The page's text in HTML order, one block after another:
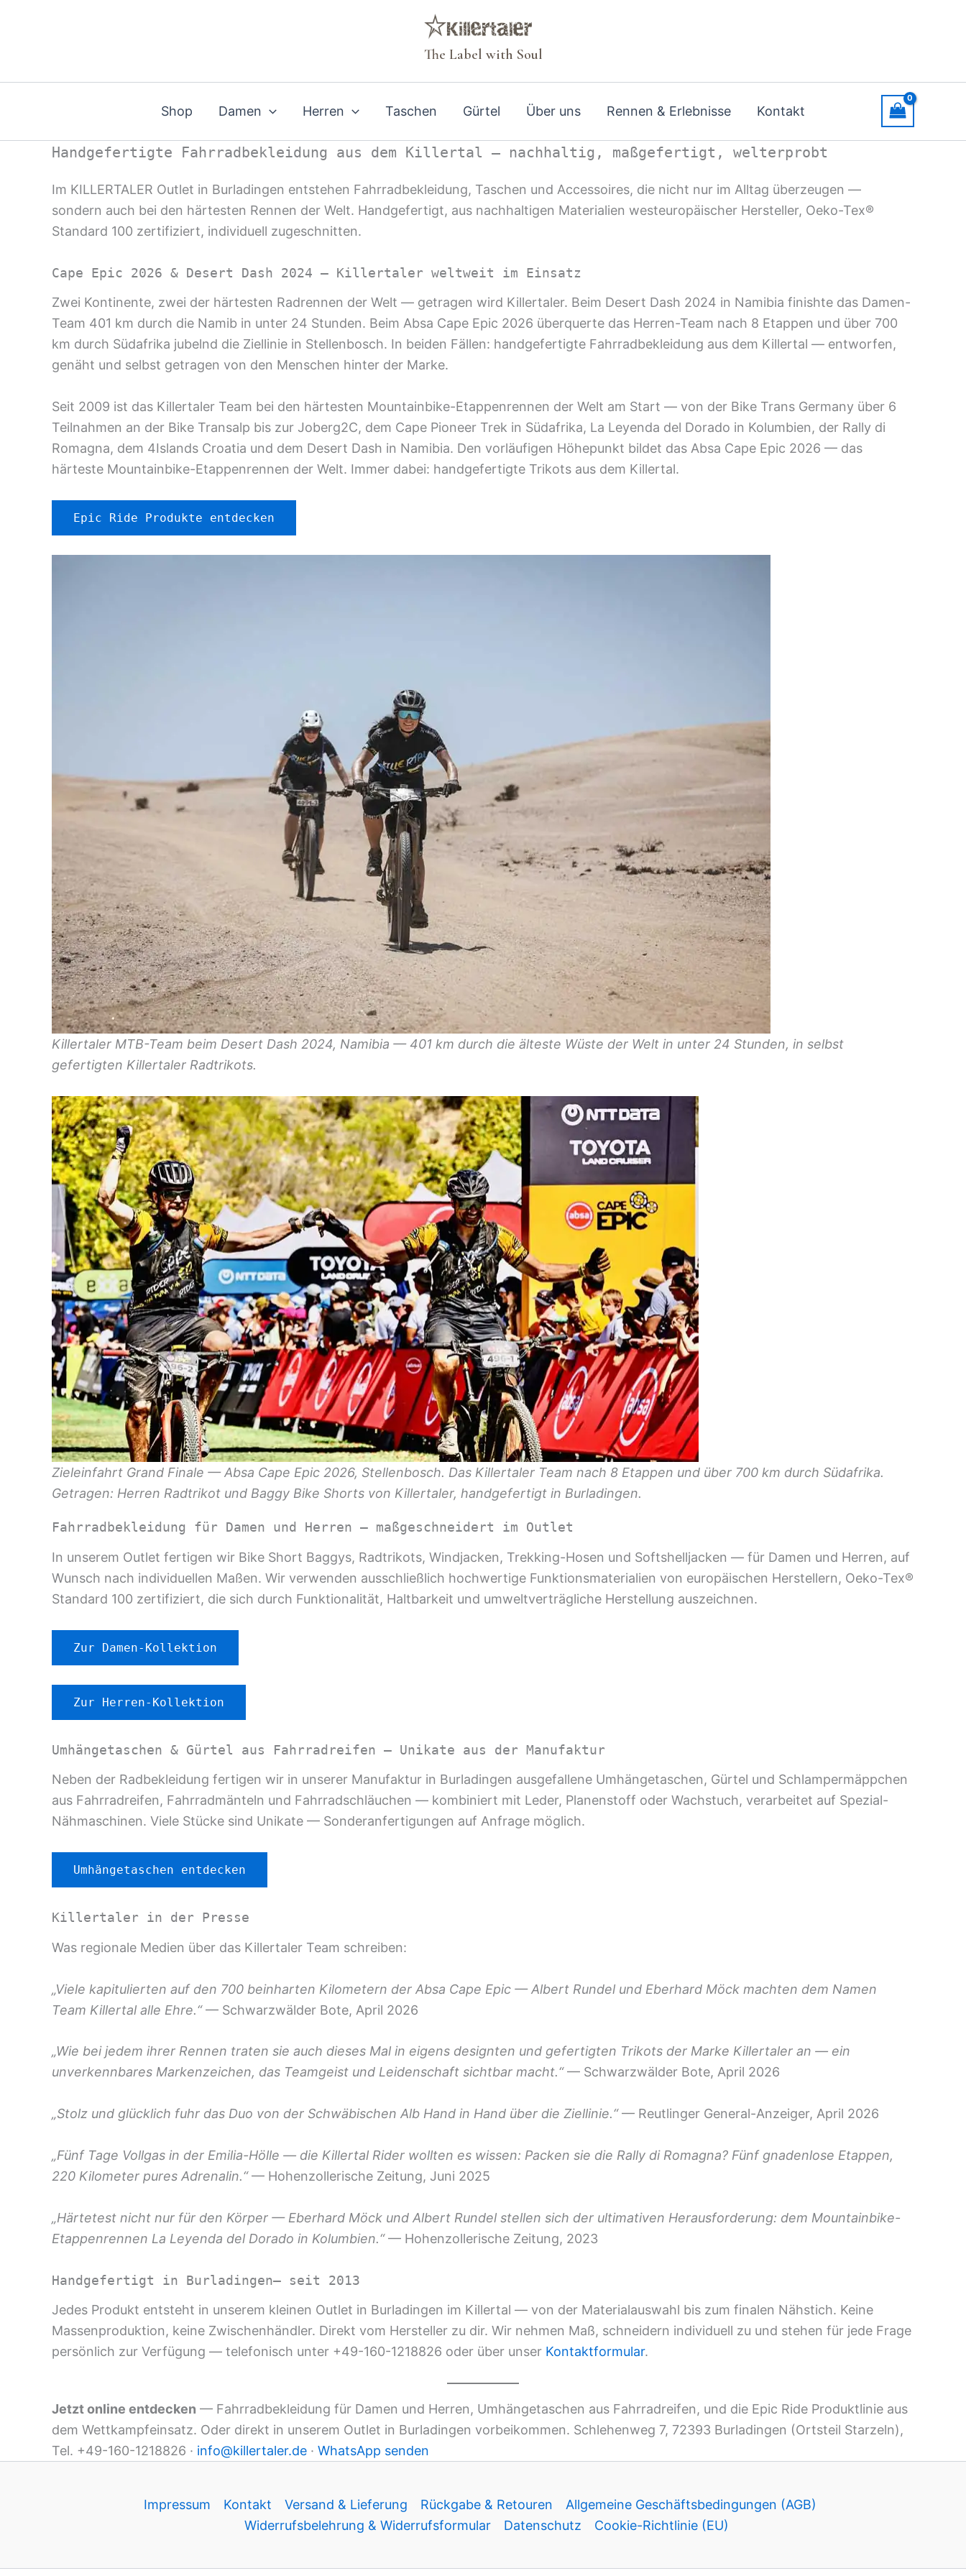
The Label with Soul
Shop Damen Herren Taschen Gürtel Über uns Rennen & Erlebnisse Kontakt
Handgefertigte Fahrradbekleidung aus dem Killertal — nachhaltig, maßgefertigt, welterprobt
Im KILLERTALER Outlet in Burladingen entstehen Fahrradbekleidung, Taschen und Accessoires, die nicht nur im Alltag überzeugen —
sondern auch bei den härtesten Rennen der Welt. Handgefertigt, aus nachhaltigen Materialien westeuropäischer Hersteller, Oeko-Tex®
Standard 100 zertifiziert, individuell zugeschnitten.
Cape Epic 2026 & Desert Dash 2024 — Killertaler weltweit im Einsatz
Zwei Kontinente, zwei der härtesten Radrennen der Welt — getragen wird Killertaler. Beim Desert Dash 2024 in Namibia finishte das Damen-
Team 401 km durch die Namib in unter 24 Stunden. Beim Absa Cape Epic 2026 überquerte das Herren-Team nach 8 Etappen und über 700
km durch Südafrika jubelnd die Ziellinie in Stellenbosch. In beiden Fällen: handgefertigte Fahrradbekleidung aus dem Killertal — entworfen,
genäht und selbst getragen von den Menschen hinter der Marke.
Seit 2009 ist das Killertaler Team bei den härtesten Mountainbike-Etappenrennen der Welt am Start — von der Bike Trans Germany über 6
Teilnahmen an der Bike Transalp bis zur Joberg2C, dem Cape Pioneer Trek in Südafrika, La Leyenda del Dorado in Kolumbien, der Rally di
Romagna, dem 4Islands Croatia und dem Desert Dash in Namibia. Den vorläufigen Höhepunkt bildet das Absa Cape Epic 2026 — das
härteste Mountainbike-Etappenrennen der Welt. Immer dabei: handgefertigte Trikots aus dem Killertal.
Epic Ride Produkte entdecken
Killertaler MTB-Team beim Desert Dash 2024, Namibia — 401 km durch die älteste Wüste der Welt in unter 24 Stunden, in selbst
gefertigten Killertaler Radtrikots.
Zieleinfahrt Grand Finale — Absa Cape Epic 2026, Stellenbosch. Das Killertaler Team nach 8 Etappen und über 700 km durch Südafrika.
Getragen: Herren Radtrikot und Baggy Bike Shorts von Killertaler, handgefertigt in Burladingen.
Fahrradbekleidung für Damen und Herren — maßgeschneidert im Outlet
In unserem Outlet fertigen wir Bike Short Baggys, Radtrikots, Windjacken, Trekking-Hosen und Softshelljacken — für Damen und Herren, auf
Wunsch nach individuellen Maßen. Wir verwenden ausschließlich hochwertige Funktionsmaterialien von europäischen Herstellern, Oeko-Tex®
Standard 100 zertifiziert, die sich durch Funktionalität, Haltbarkeit und umweltverträgliche Herstellung auszeichnen.
Zur Damen-Kollektion
Zur Herren-Kollektion
Umhängetaschen & Gürtel aus Fahrradreifen — Unikate aus der Manufaktur
Neben der Radbekleidung fertigen wir in unserer Manufaktur in Burladingen ausgefallene Umhängetaschen, Gürtel und Schlampermäppchen
aus Fahrradreifen, Fahrradmänteln und Fahrradschläuchen — kombiniert mit Leder, Planenstoff oder Wachstuch, verarbeitet auf Spezial-
Nähmaschinen. Viele Stücke sind Unikate — Sonderanfertigungen auf Anfrage möglich.
Umhängetaschen entdecken
Killertaler in der Presse
Was regionale Medien über das Killertaler Team schreiben:
„Viele kapitulierten auf den 700 beinharten Kilometern der Absa Cape Epic — Albert Rundel und Eberhard Möck machten dem Namen
Team Killertal alle Ehre.“— Schwarzwälder Bote, April 2026
„Wie bei jedem ihrer Rennen traten sie auch dieses Mal in eigens designten und gefertigten Trikots der Marke Killertaler an — ein
unverkennbares Markenzeichen, das Teamgeist und Leidenschaft sichtbar macht.“— Schwarzwälder Bote, April 2026
„Stolz und glücklich fuhr das Duo von der Schwäbischen Alb Hand in Hand über die Ziellinie.“— Reutlinger General-Anzeiger, April 2026
„Fünf Tage Vollgas in der Emilia-Hölle — die Killertal Rider wollten es wissen: Packen sie die Rally di Romagna? Fünf gnadenlose Etappen,
220 Kilometer pures Adrenalin.“— Hohenzollerische Zeitung, Juni 2025
„Härtetest nicht nur für den Körper — Eberhard Möck und Albert Rundel stellen sich der ultimativen Herausforderung: dem Mountainbike-
Etappenrennen La Leyenda del Dorado in Kolumbien.“— Hohenzollerische Zeitung, 2023
Handgefertigt in Burladingen— seit 2013
Jedes Produkt entsteht in unserem kleinen Outlet in Burladingen im Killertal — von der Materialauswahl bis zum finalen Nähstich. Keine
Massenproduktion, keine Zwischenhändler. Direkt vom Hersteller zu dir. Wir nehmen Maß, schneidern individuell zu und stehen für jede Frage
persönlich zur Verfügung — telefonisch unter +49-160-1218826 oder über unser Kontaktformular.
Jetzt online entdecken — Fahrradbekleidung für Damen und Herren, Umhängetaschen aus Fahrradreifen, und die Epic Ride Produktlinie aus
dem Wettkampfeinsatz. Oder direkt in unserem Outlet in Burladingen vorbeikommen. Schlehenweg 7, 72393 Burladingen (Ortsteil Starzeln),
Tel. +49-160-1218826 · info@killertaler.de · WhatsApp senden
Impressum Kontakt Versand & Lieferung Rückgabe & Retouren
Allgemeine Geschäftsbedingungen (AGB)
Widerrufsbelehrung & Widerrufsformular
Datenschutz Cookie-Richtlinie (EU)